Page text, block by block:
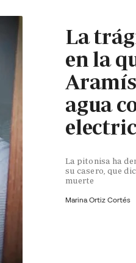
La
en la
agua
La pitonisa ha
su casero, que
muerte
Marina Ortiz Cortés